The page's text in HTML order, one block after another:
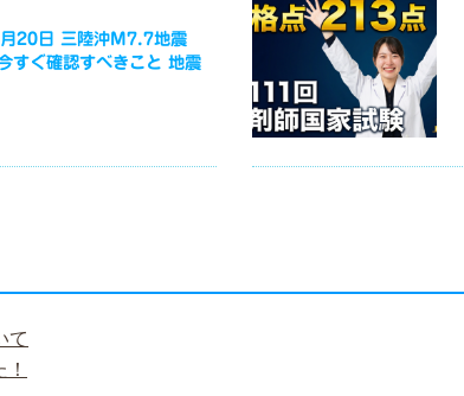
20日 三陸沖M7.7地震
ぐ確認すべきこと 地震
て